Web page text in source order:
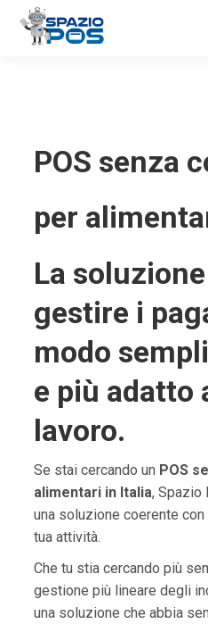
POS senza
per
La
gestire i
modo
e più adatto
lavoro.
Se stai cercando un POS
alimentari in Italia, Spazio
una soluzione coerente
tua attività.
Che tu stia cercando più
gestione più lineare degli
una soluzione che abbia